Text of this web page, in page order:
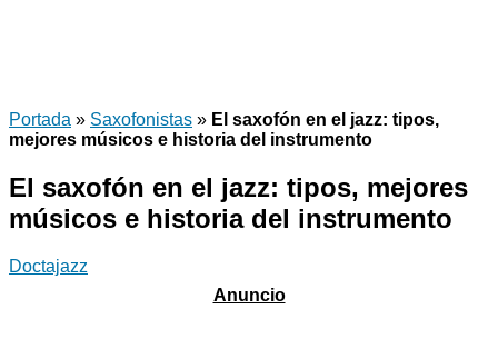
Portada » Saxofonistas » El saxofón en el jazz: tipos,
mejores músicos e historia del instrumento
El saxofón en el jazz: tipos, mejores
músicos e historia del instrumento
Doctajazz